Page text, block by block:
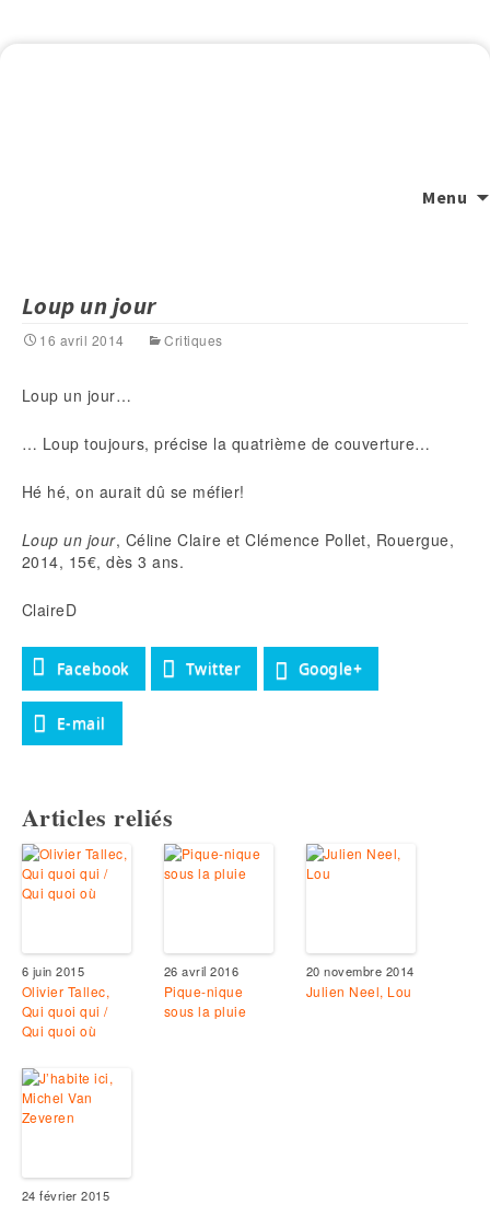
Menu
Loup un jour
16 avril 2014 Critiques
Loup un jour…
… Loup toujours, précise la quatrième de couverture…
Hé hé, on aurait dû se méfier!
Loup un jour, Céline Claire et Clémence Pollet, Rouergue,
2014, 15€, dès 3 ans.
ClaireD
Facebook Twitter Google+
E-mail
Articles reliés
6 juin 2015
Olivier Tallec,
Qui quoi qui /
Qui quoi où
26 avril 2016
Pique-nique
sous la pluie
20 novembre 2014
Julien Neel, Lou
24 février 2015